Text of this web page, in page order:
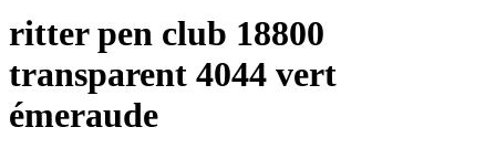
ritter pen club 18800
transparent 4044 vert
émeraude